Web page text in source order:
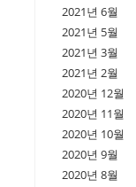
2021년 6월
2021년 5월
2021년 3월
2021년 2월
2020년 12월
2020년 11월
2020년 10월
2020년 9월
2020년 8월